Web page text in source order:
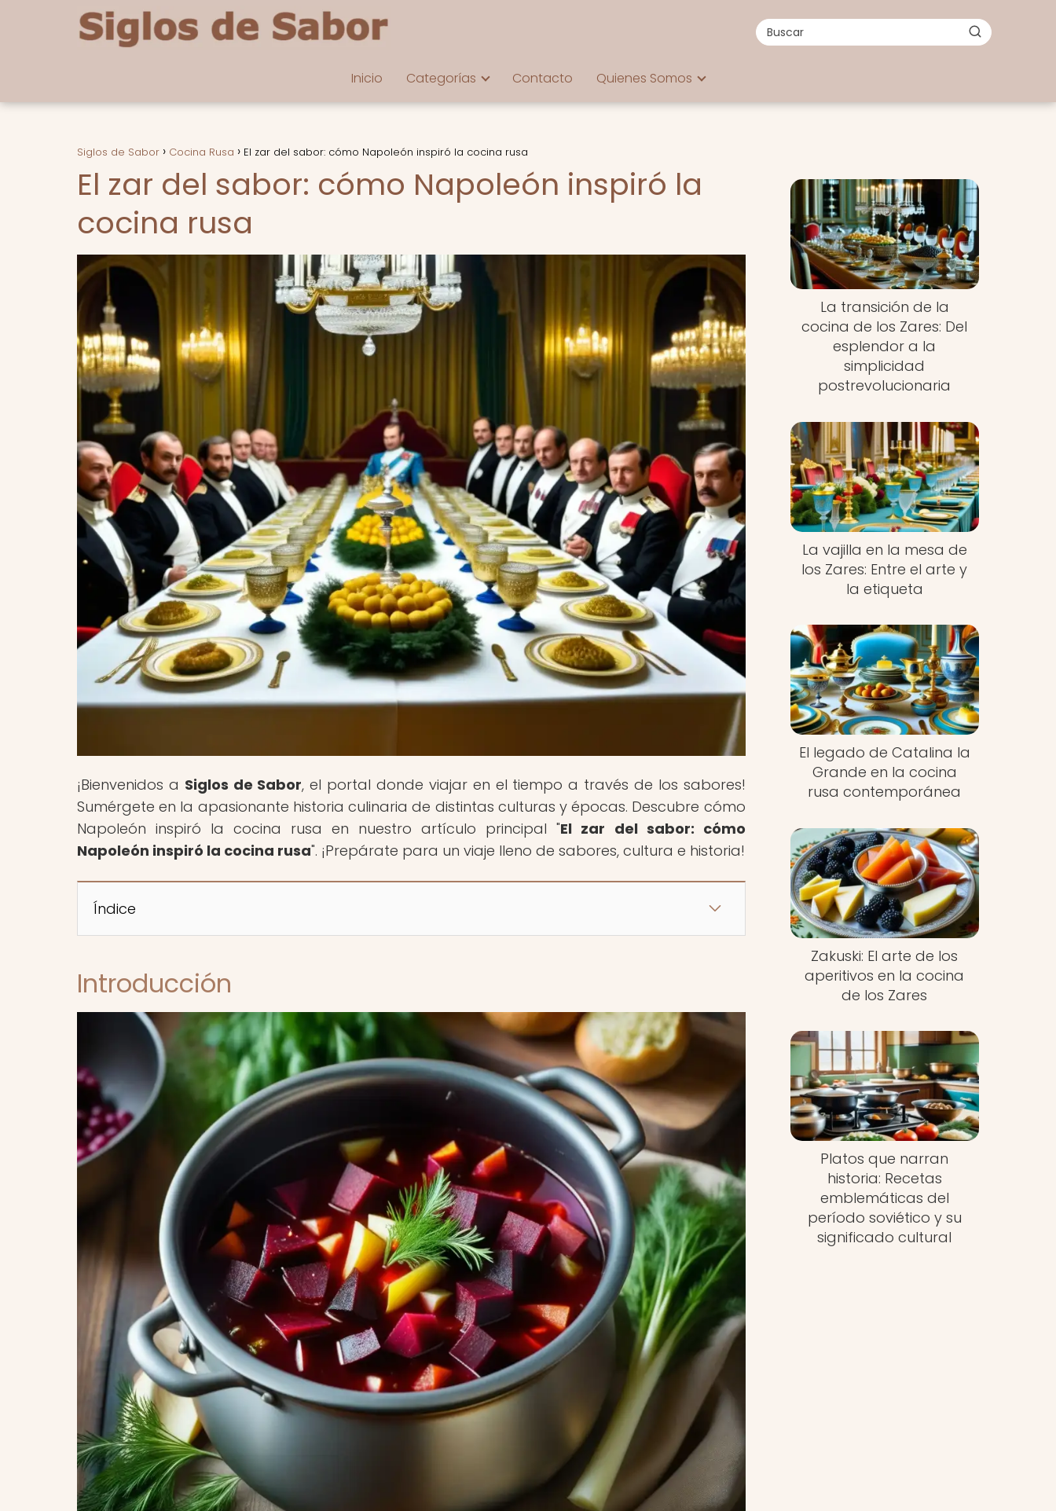
Inicio Categorías Contacto Quienes Somos
Siglos de Sabor Cocina Rusa El zar del sabor: cómo Napoleón inspiró la cocina rusa
El zar del sabor: cómo Napoleón inspiró la
cocina rusa
¡Bienvenidos a Siglos de Sabor, el portal donde viajar en el tiempo a través de los sabores!
Sumérgete en la apasionante historia culinaria de distintas culturas y épocas. Descubre cómo
Napoleón inspiró la cocina rusa en nuestro artículo principal "El zar del sabor: cómo
Napoleón inspiró la cocina rusa". ¡Prepárate para un viaje lleno de sabores, cultura e historia!
Índice
Introducción
La transición de la
cocina de los Zares: Del
esplendor a la
simplicidad
postrevolucionaria
La vajilla en la mesa de
los Zares: Entre el arte y
la etiqueta
El legado de Catalina la
Grande en la cocina
rusa contemporánea
Zakuski: El arte de los
aperitivos en la cocina
de los Zares
Platos que narran
historia: Recetas
emblemáticas del
período soviético y su
significado cultural